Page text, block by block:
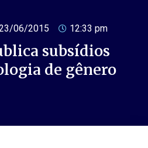
06/2015 12:33 pm
subsídios
de gênero